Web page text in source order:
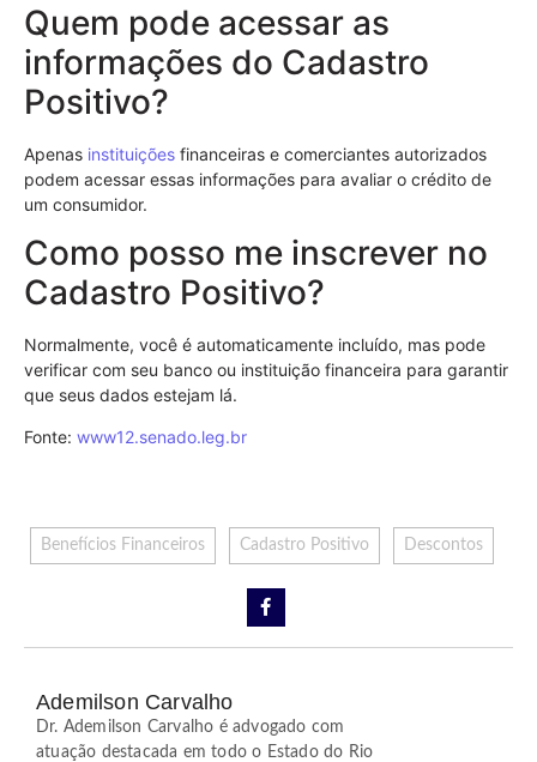
Quem pode acessar as
informações do Cadastro
Positivo?
Apenas instituições financeiras e comerciantes autorizados
podem acessar essas informações para avaliar o crédito de
um consumidor.
Como posso me inscrever no
Cadastro Positivo?
Normalmente, você é automaticamente incluído, mas pode
verificar com seu banco ou instituição financeira para garantir
que seus dados estejam lá.
Fonte: www12.senado.leg.br
Benefícios Financeiros Cadastro Positivo Descontos
Ademilson Carvalho
Dr. Ademilson Carvalho é advogado com
atuação destacada em todo o Estado do Rio